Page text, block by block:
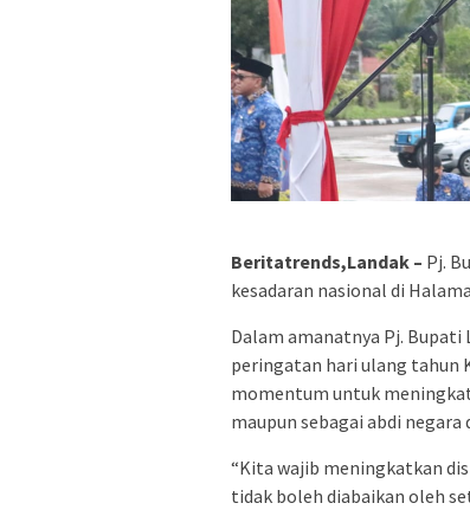
Beritatrends,Landak – Pj.
kesadaran nasional di
Dalam amanatnya Pj.
peringatan hari ulang tahun
momentum untuk
maupun sebagai abdi negara
“Kita wajib meningkatkan
tidak boleh diabaikan oleh